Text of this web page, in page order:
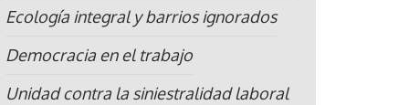
Ecología integral y barrios ignorados
Democracia en el trabajo
Unidad contra la siniestralidad laboral